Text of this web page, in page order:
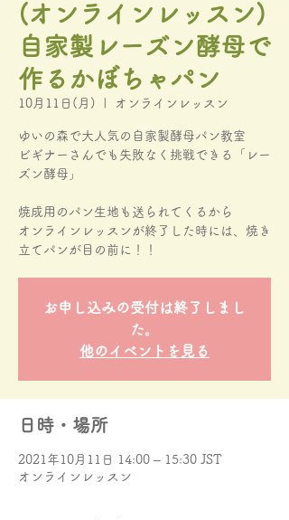
(オンラインレッスン)
自家製レーズン酵母で
作るかぼちゃパン
10月11日(月) オンラインレッスン
ゆいの森で大人気の自家製酵母パン教室
ビギナーさんでも失敗なく挑戦できる「レー
ズン酵母」
焼成用のパン生地も送られてくるから
オンラインレッスンが終了した時には、焼き
立てパンが目の前に！！
お申し込みの受付は終了しまし
た。
他のイベントを見る
日時・場所
2021年10月11日 14:00 – 15:30 JST
オンラインレッスン